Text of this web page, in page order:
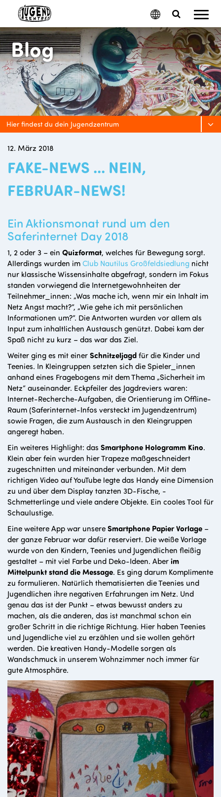
Menu
Toggle
Search
Google
Translate
Blog
Hier findest du dein Jugendzentrum
12. März 2018
FAKE-NEWS ... NEIN,
FEBRUAR-NEWS!
Ein Aktionsmonat rund um den
Saferinternet Day 2018
1, 2 oder 3 – ein Quizformat, welches für Bewegung sorgt.
Allerdings wurden imClub Nautilus Großfeldsiedlung nicht
nur klassische Wissensinhalte abgefragt, sondern im Fokus
standen vorwiegend die Internetgewohnheiten der
Teilnehmer_innen: „Was mache ich, wenn mir ein Inhalt im
Netz Angst macht?“, „Wie gehe ich mit persönlichen
Informationen um?“. Die Antworten wurden vor allem als
Input zum inhaltlichen Austausch genützt. Dabei kam der
Spaß nicht zu kurz – das war das Ziel.
Weiter ging es mit einerSchnitzeljagdfür die Kinder und
Teenies. In Kleingruppen setzten sich die Spieler_innen
anhand eines Fragebogens mit dem Thema „Sicherheit im
Netz“ auseinander. Eckpfeiler des Jagdreviers waren:
Internet-Recherche-Aufgaben, die Orientierung im Offline-
Raum (Saferinternet-Infos versteckt im Jugendzentrum)
sowie Fragen, die zum Austausch in den Kleingruppen
angeregt haben.
Ein weiteres Highlight: das Smartphone Hologramm Kino.
Klein aber fein wurden hier Trapeze maßgeschneidert
zugeschnitten und miteinander verbunden. Mit dem
richtigen Video auf YouTube legte das Handy eine Dimension
zu und über dem Display tanzten 3D-Fische, -
Schmetterlinge und viele andere Objekte. Ein cooles Tool für
Schaulustige.
Eine weitere App war unsereSmartphone Papier Vorlage –
der ganze Februar war dafür reserviert. Die weiße Vorlage
wurde von den Kindern, Teenies und Jugendlichen fleißig
gestaltet – mit viel Farbe und Deko-Ideen. Aberim
Mittelpunkt stand die Message. Es ging darum Komplimente
zu formulieren. Natürlich thematisierten die Teenies und
Jugendlichen ihre negativen Erfahrungen im Netz. Und
genau das ist der Punkt – etwas bewusst anders zu
machen, als die anderen, das ist manchmal schon ein
großer Schritt in die richtige Richtung. Hier haben Teenies
und Jugendliche viel zu erzählen und sie wollen gehört
werden. Die kreativen Handy-Modelle sorgen als
Wandschmuck in unserem Wohnzimmer noch immer für
gute Atmosphäre.